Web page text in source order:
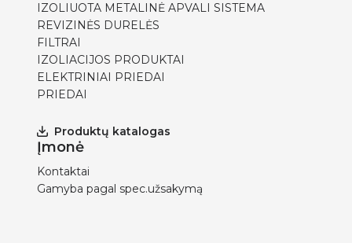
IZOLIUOTA METALINĖ APVALI SISTEMA
REVIZINĖS DURELĖS
FILTRAI
IZOLIACIJOS PRODUKTAI
ELEKTRINIAI PRIEDAI
PRIEDAI
Produktų katalogas
Įmonė
Kontaktai
Gamyba pagal spec.užsakymą